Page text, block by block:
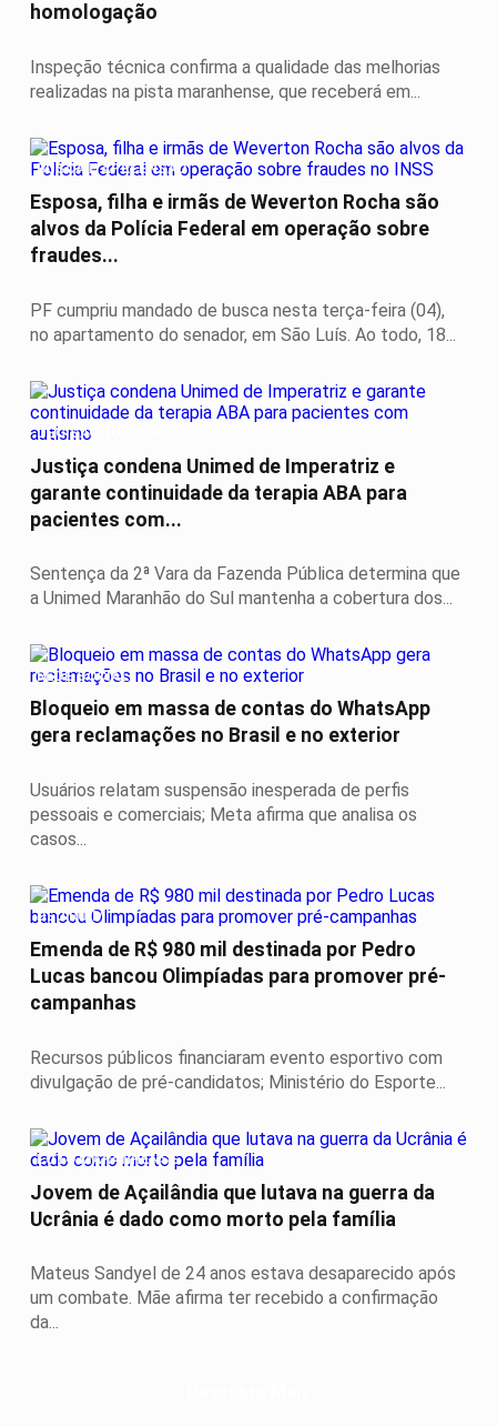
homologação
Inspeção técnica confirma a qualidade das melhorias
realizadas na pista maranhense, que receberá em...
BUSCA E APREENSÃO
Esposa, filha e irmãs de Weverton Rocha são
alvos da Polícia Federal em operação sobre
fraudes...
PF cumpriu mandado de busca nesta terça-feira (04),
no apartamento do senador, em São Luís. Ao todo, 18...
DECISÃO JUDICIAL
Justiça condena Unimed de Imperatriz e
garante continuidade da terapia ABA para
pacientes com...
Sentença da 2ª Vara da Fazenda Pública determina que
a Unimed Maranhão do Sul mantenha a cobertura dos...
REDE SOCIAL
Bloqueio em massa de contas do WhatsApp
gera reclamações no Brasil e no exterior
Usuários relatam suspensão inesperada de perfis
pessoais e comerciais; Meta afirma que analisa os
casos...
DEU RUIM
Emenda de R$ 980 mil destinada por Pedro
Lucas bancou Olimpíadas para promover pré-
campanhas
Recursos públicos financiaram evento esportivo com
divulgação de pré-candidatos; Ministério do Esporte...
LUTO MARANHENSE
Jovem de Açailândia que lutava na guerra da
Ucrânia é dado como morto pela família
Mateus Sandyel de 24 anos estava desaparecido após
um combate. Mãe afirma ter recebido a confirmação
da...